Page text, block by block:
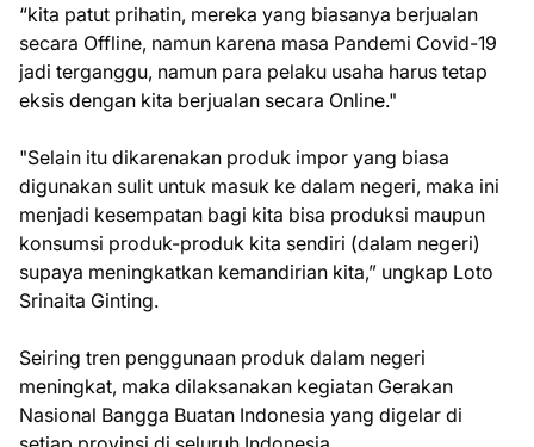
“kita patut prihatin, mereka yang biasanya berjualan
secara Offline, namun karena masa Pandemi Covid-19
jadi terganggu, namun para pelaku usaha harus tetap
eksis dengan kita berjualan secara Online."
"Selain itu dikarenakan produk impor yang biasa
digunakan sulit untuk masuk ke dalam negeri, maka ini
menjadi kesempatan bagi kita bisa produksi maupun
konsumsi produk-produk kita sendiri (dalam negeri)
supaya meningkatkan kemandirian kita,” ungkap Loto
Srinaita Ginting.
Seiring tren penggunaan produk dalam negeri
meningkat, maka dilaksanakan kegiatan Gerakan
Nasional Bangga Buatan Indonesia yang digelar di